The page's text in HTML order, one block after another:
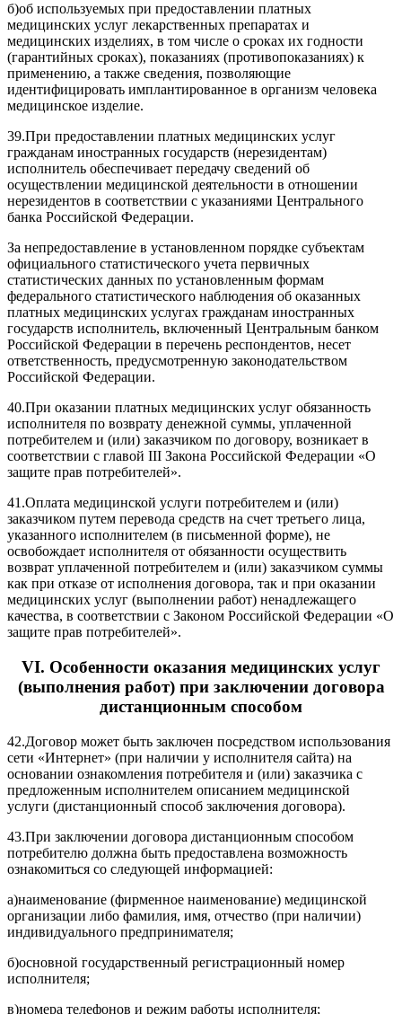
б)об используемых при предоставлении платных
медицинских услуг лекарственных препаратах и
медицинских изделиях, в том числе о сроках их годности
(гарантийных сроках), показаниях (противопоказаниях) к
применению, а также сведения, позволяющие
идентифицировать имплантированное в организм человека
медицинское изделие.
39.При предоставлении платных медицинских услуг
гражданам иностранных государств (нерезидентам)
исполнитель обеспечивает передачу сведений об
осуществлении медицинской деятельности в отношении
нерезидентов в соответствии с указаниями Центрального
банка Российской Федерации.
За непредоставление в установленном порядке субъектам
официального статистического учета первичных
статистических данных по установленным формам
федерального статистического наблюдения об оказанных
платных медицинских услугах гражданам иностранных
государств исполнитель, включенный Центральным банком
Российской Федерации в перечень респондентов, несет
ответственность, предусмотренную законодательством
Российской Федерации.
40.При оказании платных медицинских услуг обязанность
исполнителя по возврату денежной суммы, уплаченной
потребителем и (или) заказчиком по договору, возникает в
соответствии с главой III Закона Российской Федерации «О
защите прав потребителей».
41.Оплата медицинской услуги потребителем и (или)
заказчиком путем перевода средств на счет третьего лица,
указанного исполнителем (в письменной форме), не
освобождает исполнителя от обязанности осуществить
возврат уплаченной потребителем и (или) заказчиком суммы
как при отказе от исполнения договора, так и при оказании
медицинских услуг (выполнении работ) ненадлежащего
качества, в соответствии с Законом Российской Федерации «О
защите прав потребителей».
VI. Особенности оказания медицинских услуг
(выполнения работ) при заключении договора
дистанционным способом
42.Договор может быть заключен посредством использования
сети «Интернет» (при наличии у исполнителя сайта) на
основании ознакомления потребителя и (или) заказчика с
предложенным исполнителем описанием медицинской
услуги (дистанционный способ заключения договора).
43.При заключении договора дистанционным способом
потребителю должна быть предоставлена возможность
ознакомиться со следующей информацией:
а)наименование (фирменное наименование) медицинской
организации либо фамилия, имя, отчество (при наличии)
индивидуального предпринимателя;
б)основной государственный регистрационный номер
исполнителя;
в)номера телефонов и режим работы исполнителя;